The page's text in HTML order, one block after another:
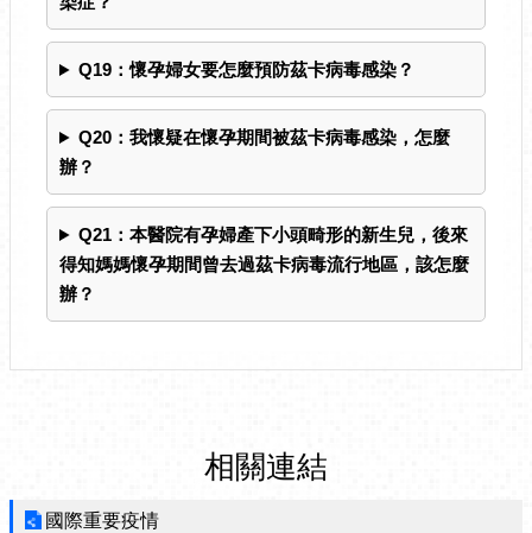
Q19：懷孕婦女要怎麼預防茲卡病毒感染？
Q20：我懷疑在懷孕期間被茲卡病毒感染，怎麼
辦？
Q21：本醫院有孕婦產下小頭畸形的新生兒，後來
得知媽媽懷孕期間曾去過茲卡病毒流行地區，該怎麼
辦？
相關連結
國際重要疫情